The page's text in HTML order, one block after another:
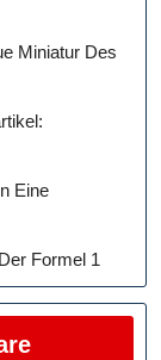
Miniatur Des
Eine
Formel 1